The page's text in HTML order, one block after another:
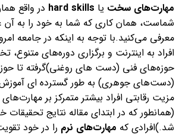
مهارت‌های سخت یا hard skills در واقع
شماست، همان کاری که شما به خود را به آن
معرفی می‌کنید.با توجه به اینکه در جامعه
افراد به اینترنت و برگزاری دوره‌های
حوزه‌های فنی (دست های روغنی)گرفته تا
(دست‌های جوهری) به طور گسترده ای
مزیت رقابتی افراد بیشتر متمرکز بر
(همانطور که در ابتدای مقاله نتایج تحقیقات
شد.)افرادی که مهارت‌های نرم را در خود